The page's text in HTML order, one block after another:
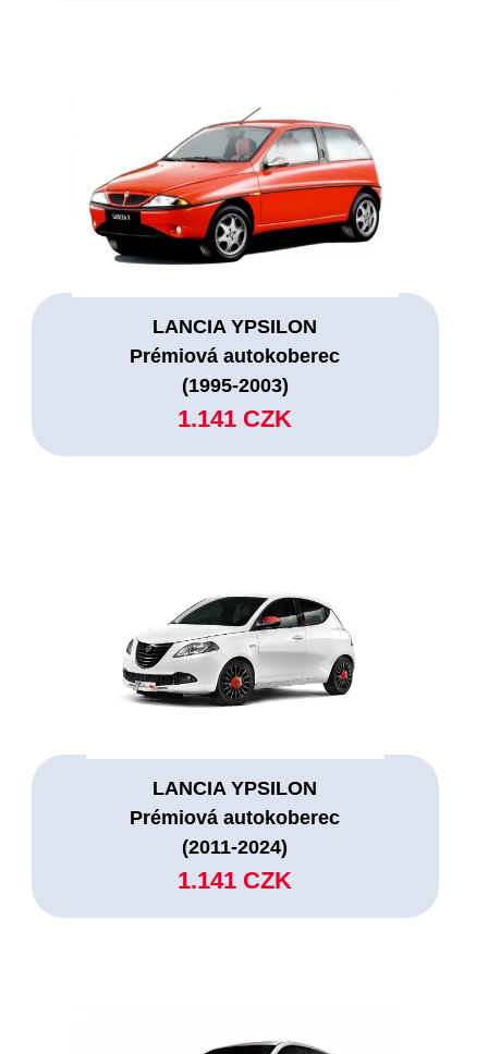
LANCIA YPSILON
Prémiová autokoberec
(1995-2003)
1.141 CZK
LANCIA YPSILON
Prémiová autokoberec
(2011-2024)
1.141 CZK